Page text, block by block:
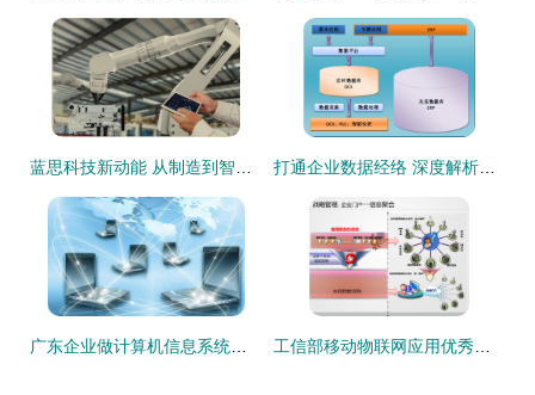
蓝思科技新动能 从制造到智造的企业信息系统集成服务 打通企业数据经络 深度解析DCS与ERP集成应用解决方案
广东企业做计算机信息系统集成资质认证的4大原因 工信部移动物联网应用优秀案例集锦 治理智能化篇2/2——信息化企业信息系统集成服务新范式